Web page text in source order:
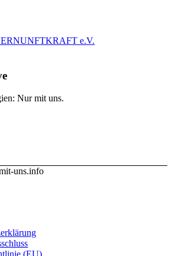
e.V.
Nur mit uns.
uns.info